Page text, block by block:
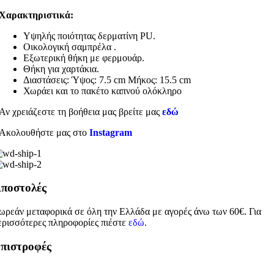
Υψηλής ποιότητας δερματίνη PU.
Οικολογική σαμπρέλα .
Εξωτερική θήκη με φερμουάρ.
Θήκη για χαρτάκια.
Διαστάσεις: Ύψος: 7.5 cm Μήκος: 15.5 cm
Χωράει και το πακέτο καπνού ολόκληρο
χρειάζεστε τη βοήθεια μας βρείτε μας εδώ
μας στο Instagram
μεταφορικά σε όλη την Ελλάδα με αγορές άνω των 60€. Για
πληροφορίες πιέστε εδώ.